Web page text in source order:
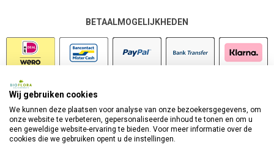
BETAALMOGELIJKHEDEN
Wij gebruiken cookies
We kunnen deze plaatsen voor analyse van onze bezoekersgegevens, om
onze website te verbeteren, gepersonaliseerde inhoud te tonen en om u
een geweldige website-ervaring te bieden. Voor meer informatie over de
cookies die we gebruiken opent u de instellingen.